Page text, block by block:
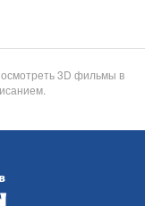
3D фильмы в